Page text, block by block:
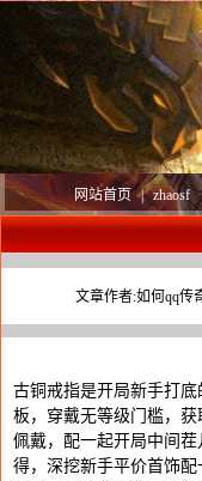
zhaosf
网站首页 |
文章作者:如何qq传
古铜戒指是开局新手打
板，穿戴无等级门槛，
佩戴，配一起开局中间
得，深挖新手平价首饰配